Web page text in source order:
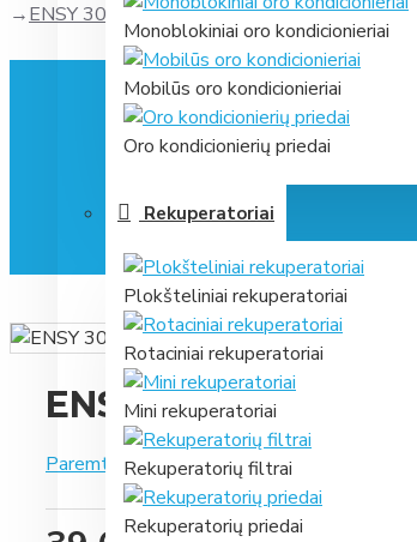
Monoblokiniai oro kondicionieriai
Mobilūs oro kondicionieriai
Oro kondicionierių priedai
Rekuperatoriai
Plokšteliniai rekuperatoriai
Rotaciniai rekuperatoriai
Mini rekuperatoriai
Rekuperatorių filtrai
Rekuperatorių priedai
ENSY 300 HH/HV filtrai
ENSY 300 HH/HV
Paremta 0 įvertinimais. -Parašyti įvertinimą